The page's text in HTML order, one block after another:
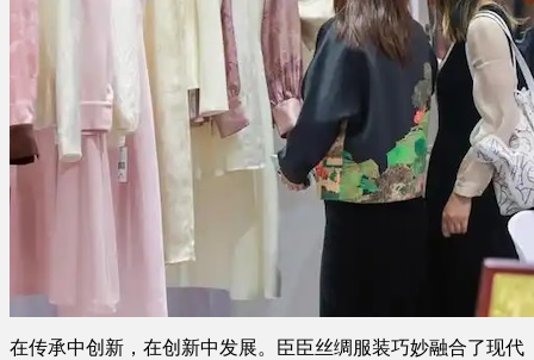
在传承中创新，在创新中发展。臣臣丝绸服装巧妙融合了现代